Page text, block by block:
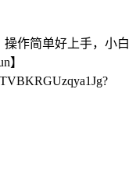
操作简单好上手，小白
】